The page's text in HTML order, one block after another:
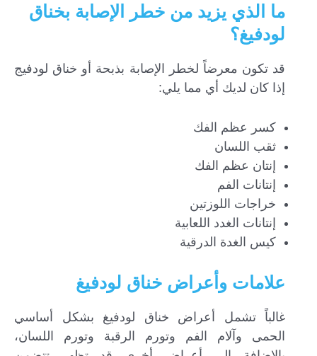
ما الذي يزيد من خطر الإصابة بخناق
لودفيغ؟
قد تكون معرضاً لخطر الإصابة بذبحة أو خناق لودفيج
إذا كان لديك أي مما يلي:
كسر عظم الفك
ثقب اللسان
إنتان عظم الفك
إنتانات الفم
خراجات اللوزتين
إنتانات الغدد اللعابية
كيس الغدة الدرقية
علامات وأعراض خناق لودفيغ
غالباً تشمل أعراض خناق لودفيغ بشكل أساسي
الحمى وآلام الفم وتورم الرقبة وتورم اللسان،